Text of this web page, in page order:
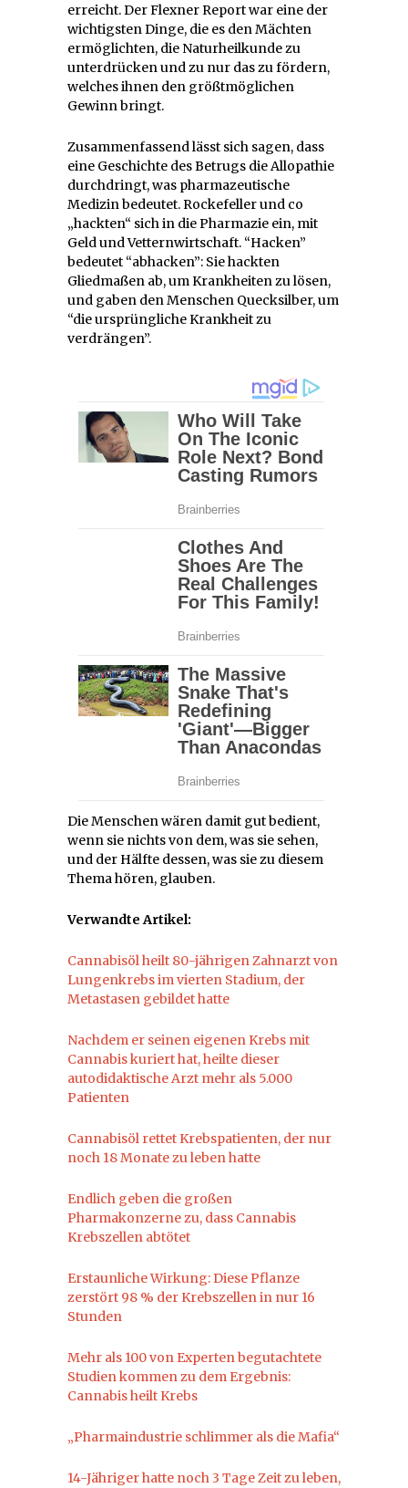
erreicht. Der Flexner Report war eine der
wichtigsten Dinge, die es den Mächten
ermöglichten, die Naturheilkunde zu
unterdrücken und zu nur das zu fördern,
welches ihnen den größtmöglichen
Gewinn bringt.
Zusammenfassend lässt sich sagen, dass
eine Geschichte des Betrugs die Allopathie
durchdringt, was pharmazeutische
Medizin bedeutet. Rockefeller und co
„hackten“ sich in die Pharmazie ein, mit
Geld und Vetternwirtschaft. “Hacken”
bedeutet “abhacken”: Sie hackten
Gliedmaßen ab, um Krankheiten zu lösen,
und gaben den Menschen Quecksilber, um
“die ursprüngliche Krankheit zu
verdrängen”.
Die Menschen wären damit gut bedient,
wenn sie nichts von dem, was sie sehen,
und der Hälfte dessen, was sie zu diesem
Thema hören, glauben.
Verwandte Artikel:
Cannabisöl heilt 80-jährigen Zahnarzt von
Lungenkrebs im vierten Stadium, der
Metastasen gebildet hatte
Nachdem er seinen eigenen Krebs mit
Cannabis kuriert hat, heilte dieser
autodidaktische Arzt mehr als 5.000
Patienten
Cannabisöl rettet Krebspatienten, der nur
noch 18 Monate zu leben hatte
Endlich geben die großen
Pharmakonzerne zu, dass Cannabis
Krebszellen abtötet
Erstaunliche Wirkung: Diese Pflanze
zerstört 98 % der Krebszellen in nur 16
Stunden
Mehr als 100 von Experten begutachtete
Studien kommen zu dem Ergebnis:
Cannabis heilt Krebs
„Pharmaindustrie schlimmer als die Mafia“
14-Jähriger hatte noch 3 Tage Zeit zu leben,